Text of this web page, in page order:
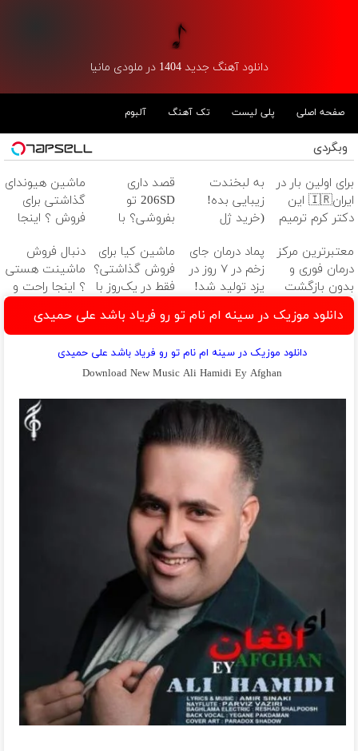
دانلود آهنگ جدید 1404 در ملودی مانیا
صفحه اصلی پلی لیست تک آهنگ آلبوم
وبگردی
برای اولین بار در
ایران🇮🇷 این
دکتر کرم ترمیم
ساخت!
به لبخندت
زیبایی بده!
(خرید ژل
دندان
با40%تخفیف)
قصد داری
206SD تو
بفروشی؟ با
امن بفروش
ماشین هیوندای
گذاشتی برای
فروش ؟ اینجا
بفروش
معتبرترین مرکز
درمان فوری و
بدون بازگشت
دقیقه
پماد درمان جای
زخم در ۷ روز در
یزد تولید شد!
ماشین کیا برای
فروش گذاشتی؟
فقط در یک‌روز با
بفروشش
دنبال فروش
ماشینت هستی
؟ اینجا راحت و
دانلود موزیک در سینه ام نام تو رو فریاد باشد علی حمیدی
دانلود موزیک در سینه ام نام تو رو فریاد باشد علی حمیدی
Download New Music Ali Hamidi Ey Afghan